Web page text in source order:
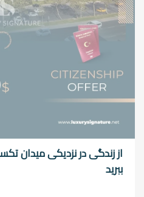
از زندگی در نزدیکی میدان
ببرید